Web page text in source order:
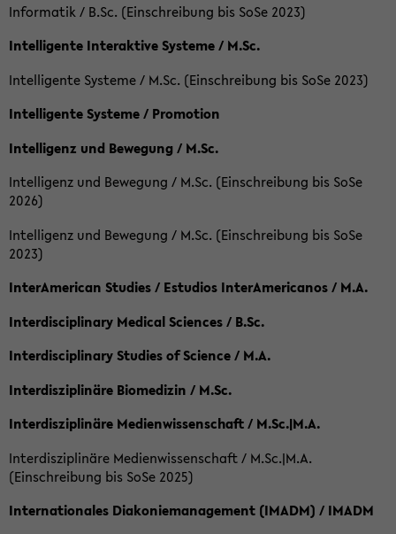
Informatik / B.Sc. (Einschreibung bis SoSe 2023)
Intelligente Interaktive Systeme / M.Sc.
Intelligente Systeme / M.Sc. (Einschreibung bis SoSe 2023)
Intelligente Systeme / Promotion
Intelligenz und Bewegung / M.Sc.
Intelligenz und Bewegung / M.Sc. (Einschreibung bis SoSe
2026)
Intelligenz und Bewegung / M.Sc. (Einschreibung bis SoSe
2023)
InterAmerican Studies / Estudios InterAmericanos / M.A.
Interdisciplinary Medical Sciences / B.Sc.
Interdisciplinary Studies of Science / M.A.
Interdisziplinäre Biomedizin / M.Sc.
Interdisziplinäre Medienwissenschaft / M.Sc.|M.A.
Interdisziplinäre Medienwissenschaft / M.Sc.|M.A.
(Einschreibung bis SoSe 2025)
Internationales Diakoniemanagement (IMADM) / IMADM